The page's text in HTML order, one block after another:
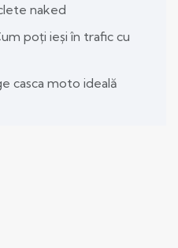
naked
poți ieși în trafic cu
casca moto ideală